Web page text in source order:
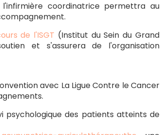
coordinatrice permettra au
de l'ISGT (Institut du Sein du Grand
et s'assurera de l'organisation
avec La Ligue Contre le Cancer
psychologique des patients atteints de